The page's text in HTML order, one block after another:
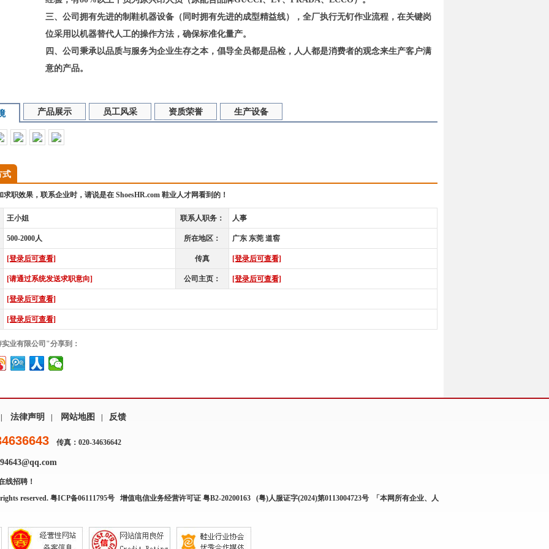
三、公司拥有先进的制鞋机器设备（同时拥有先进的成型精益线），全厂执行无钉作业流程，在关键岗
位采用以机器替代人工的操作方法，确保标准化量产。
四、公司秉承以品质与服务为企业生存之本，倡导全员都是品检，人人都是消费者的观念来生产客户满
意的产品。
产品展示 员工风采 资质荣誉 生产设备
式
求职效果，联系企业时，请说是在 ShoesHR.com 鞋业人才网看到的！
王小姐 联系人职务： 人事
500-2000人 所在地区： 广东 东莞 道窖
[登录后可查看] 传真 [登录后可查看]
[请通过系统发送求职意向] 公司主页： [登录后可查看]
[登录后可查看]
[登录后可查看]
业有限公司"分享到：
法律声明 网站地图 反馈
传真：020-34636642
线招聘！
reserved. 粤ICP备06111795号 增值电信业务经营许可证 粤B2-20200163 (粤)人服证字(2024)第0113004723号 「本网所有企业、人